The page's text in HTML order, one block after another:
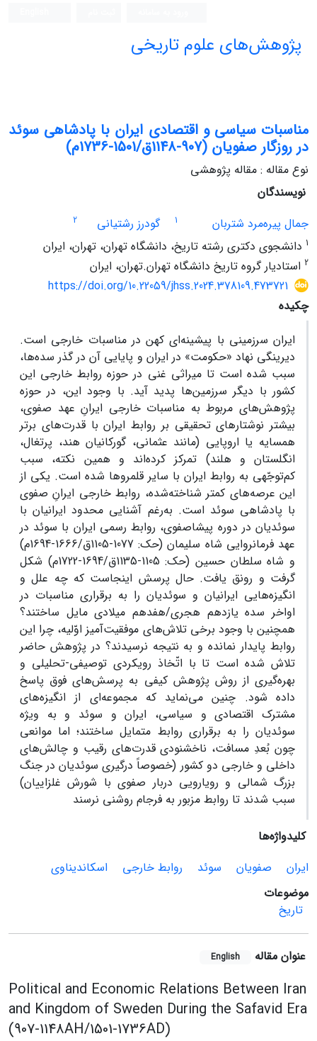
پژوهش‌های علوم تاریخی
مناسبات سیاسی و اقتصادی ایران با پادشاهی سوئد
در روزگار صفویان (907-1148ق/1501-1736م)
نوع مقاله : مقاله پژوهشی
نویسندگان
جمال پیره‌مرد شتربان
1 گودرز رشتیانی
2
1 دانشجوی دکتری رشته تاریخ، دانشگاه تهران، تهران، ایران
2 استادیار گروه تاریخ دانشگاه تهران.تهران، ایران
https://doi.org/10.22059/jhss.2024.378109.473721
چکیده
ایران سرزمینی با پیشینه‌ای کهن در مناسبات خارجی است.
دیرینگی نهاد «حکومت» در ایران و پایایی آن در گذر سده‌ها،
سبب شده است تا میراثی غنی در حوزه روابط خارجی این
کشور با دیگر سرزمین‌ها پدید آید. با وجود این، در حوزه
پژوهش‌های مربوط به مناسبات خارجی ایرانِ عهد صفوی،
بیشتر نوشتارهای تحقیقی بر روابط ایران با قدرت‌های برتر
همسایه یا اروپایی (مانند عثمانی، گورکانیان هند، پرتغال،
انگلستان و هلند) تمرکز کرده‌اند و همین نکته، سبب
کم‌توجّهی به روابط ایران با سایر قلمروها شده است. یکی از
این عرصه‌های کمتر شناخته‌شده، روابط خارجی ایرانِ صفوی
با پادشاهی سوئد است. به‌رغم آشنایی محدود ایرانیان با
سوئدیان در دوره پیشاصفوی، روابط رسمی ایران با سوئد در
عهد فرمانروایی شاه سلیمان (حک: 1077-1105ق/1666-1694م)
و شاه سلطان حسین (حک: 1105-1135ق/1694-1722م) شکل
گرفت و رونق یافت. حال پرسش اینجاست که چه علل و
انگیزه‌هایی ایرانیان و سوئدیان را به برقراری مناسبات در
اواخر سده یازدهم هجری/هفدهم میلادی مایل ساختند؟
همچنین با وجود برخی تلاش‌های موفقیت‌آمیز اوّلیه، چرا این
روابط پایدار نمانده و به نتیجه نرسیدند؟ در پژوهش حاضر
تلاش شده است تا با اتّخاذ رویکردی توصیفی-تحلیلی و
بهره‌گیری از روش پژوهش کیفی به پرسش‌های فوق پاسخ
داده شود. چنین می‌نماید که مجموعه‌ای از انگیزه‌های
مشترک اقتصادی و سیاسی، ایران و سوئد و به ویژه
سوئدیان را به برقراری روابط متمایل ساختند؛ اما موانعی
چون بُعدِ مسافت، ناخشنودی قدرت‌های رقیب و چالش‌های
داخلی و خارجی دو کشور (خصوصاً درگیری سوئدیان در جنگ
بزرگ شمالی و رویارویی دربار صفوی با شورش غلزاییان)
سبب شدند تا روابط مزبور به فرجام روشنی نرسند
کلیدواژه‌ها
ایران
صفویان سوئد روابط خارجی
اسکاندیناوی
موضوعات
تاریخ
عنوان مقاله English
Political and Economic Relations Between Iran
and Kingdom of Sweden During the Safavid Era
(907-1148AH/1501-1736AD)